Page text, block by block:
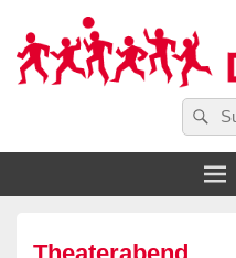
Sportverein
Suchen
nach: